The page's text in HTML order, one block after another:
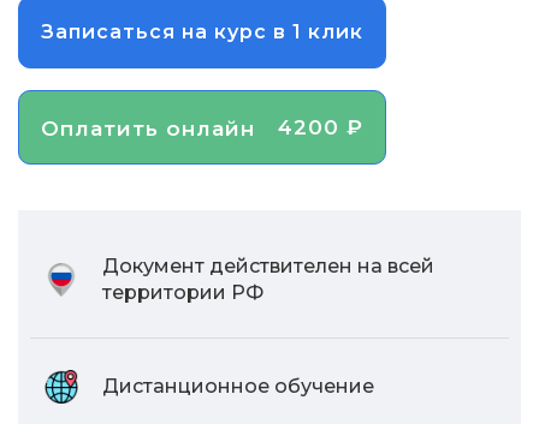
Записаться на курс в 1 клик
Оплатить онлайн 4200 ₽
Документ действителен на всей
территории РФ
Дистанционное обучение